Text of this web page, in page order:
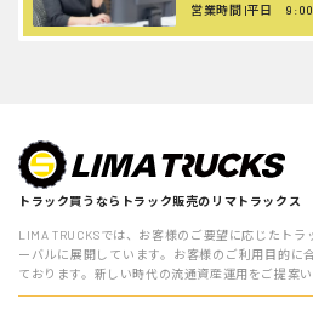
営業時間 |平日
トラック買うならトラック販売のリマトラックス
LIMA TRUCKSでは、お客様のご要望に応じたト
ーバルに展開しています。お客様のご利用目的に
ております。新しい時代の流通資産運用をご提案い